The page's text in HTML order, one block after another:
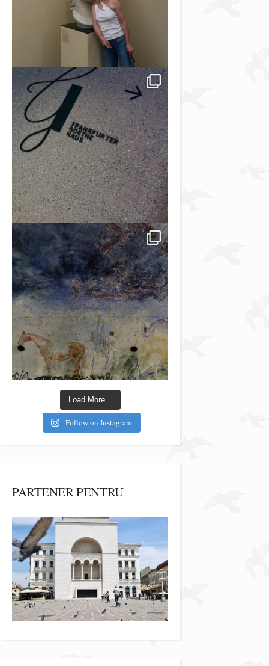
Load More...
Follow on Instagram
PARTENER PENTRU